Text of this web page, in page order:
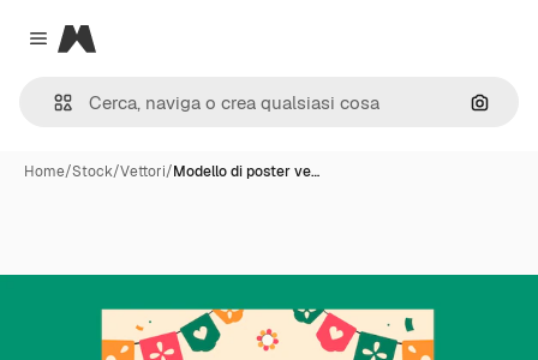
Close menu
Magnific
Cerca
Home/Stock/Vettori/Modello di poster ve…